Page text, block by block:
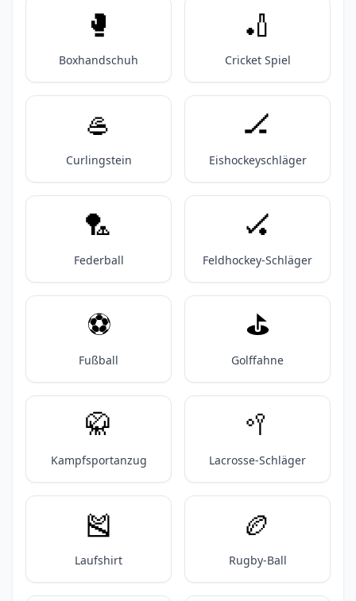
🥊
Boxhandschuh
🏏
Cricket Spiel
🥌
Curlingstein
🏒
Eishockeyschläger
🏸
Federball
🏑
Feldhockey-Schläger
⚽️
Fußball
⛳️
Golffahne
🥋
Kampfsportanzug
🥍
Lacrosse-Schläger
🎽
Laufshirt
🏉
Rugby-Ball